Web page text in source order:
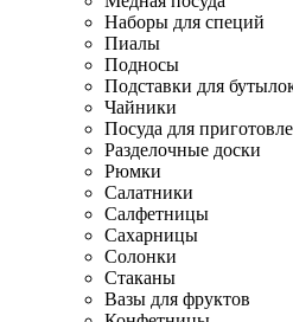
Наборы для специй
Пиалы
Подносы
Подставки для
Чайники
Посуда для
Разделочные доски
Рюмки
Салатники
Салфетницы
Сахарницы
Солонки
Стаканы
Вазы для фруктов